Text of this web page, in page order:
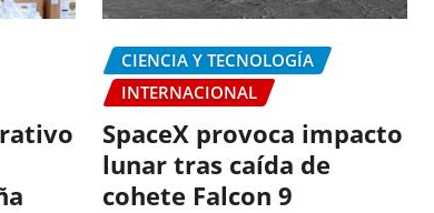
CIENCIA Y TECNOLOGÍA
INTERNACIONAL
SpaceX provoca impacto
lunar tras caída de
cohete Falcon 9